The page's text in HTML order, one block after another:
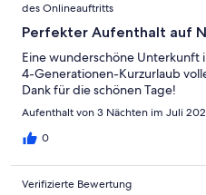
des Onlineauftritts
Perfekter Aufenthalt auf
Eine wunderschöne Unterkunft
4-Generationen-Kurzurlaub
Dank für die schönen Tage!
Aufenthalt von 3 Nächten im Juli
0
Verifizierte Bewertung